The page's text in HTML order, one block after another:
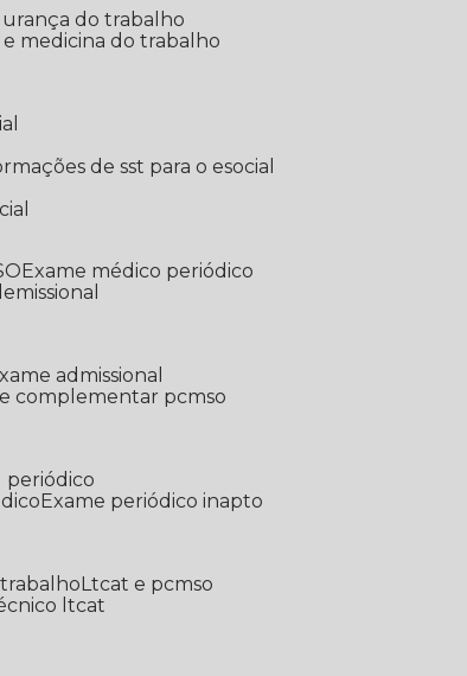
do trabalho
e medicina do trabalho
de sst para o esocial
Exame médico periódico
admissional
complementar pcmso
periódico
Exame periódico inapto
Ltcat e pcmso
ltcat